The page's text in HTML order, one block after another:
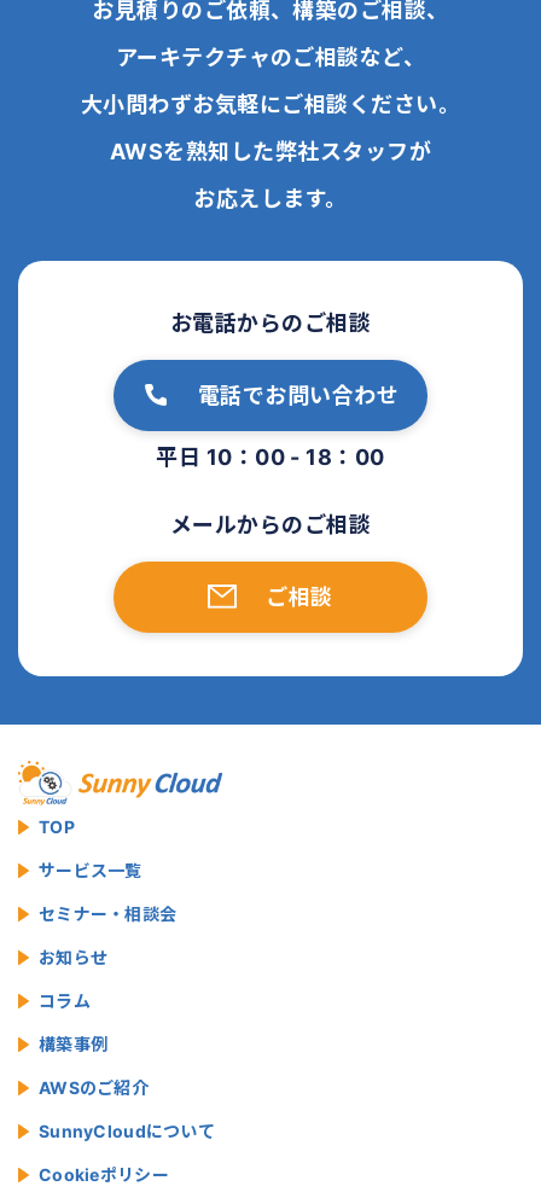
お見積りのご依頼、構築のご相談、
アーキテクチャのご相談など、
大小問わずお気軽にご相談ください。
AWSを熟知した弊社スタッフが
お応えします。
お電話からのご相談
電話でお問い合わせ
平日 10：00 - 18：00
メールからのご相談
ご相談
TOP
サービス一覧
セミナー・相談会
お知らせ
コラム
構築事例
AWSのご紹介
SunnyCloudについて
Cookieポリシー